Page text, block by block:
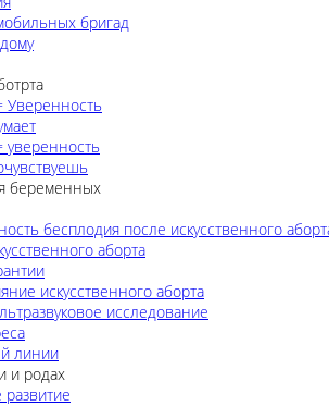
бригад
Уверенность
уверенность
беременных
бесплодия после искусственного
аборта
искусственного аборта
исследование
линии
и родах